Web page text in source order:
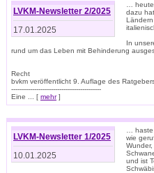
LVKM-Newsletter 2/2025
17.01.2025
…
dazu
In
rund um das Leben mit Behinderung
Recht
bvkm veröffentlicht 9. Auflage des
-------------------------------------------
Eine ... [ mehr]
LVKM-Newsletter 1/2025
10.01.2025
…
wie
und ist